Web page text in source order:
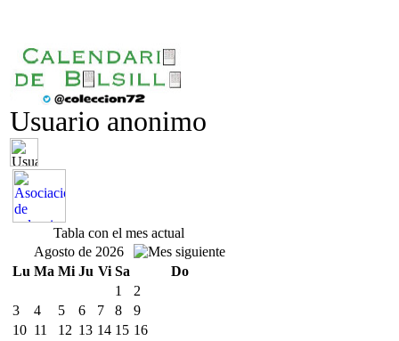
Usuario anonimo
Tabla con el mes actual
Agosto de 2026
Lu Ma Mi Ju Vi Sa
Do
1
2
3
4 5 6 7 8
9
10 11 12 13 14 15 16